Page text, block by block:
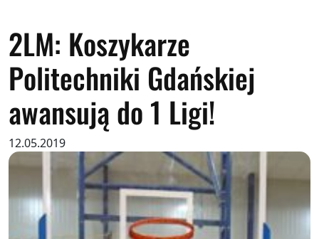
2LM: Koszykarze
Politechniki Gdańskiej
awansują do 1 Ligi!
12.05.2019